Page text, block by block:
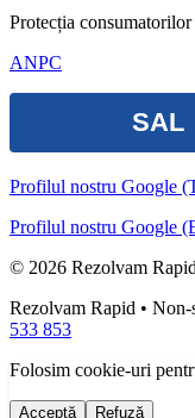
Protecția consumatorilor
ANPC
Profilul nostru Google
Profilul nostru Google
© 2026 Rezolvam Rapid
Rezolvam Rapid •
533 853
Folosim cookie-uri
Acceptă Refuză